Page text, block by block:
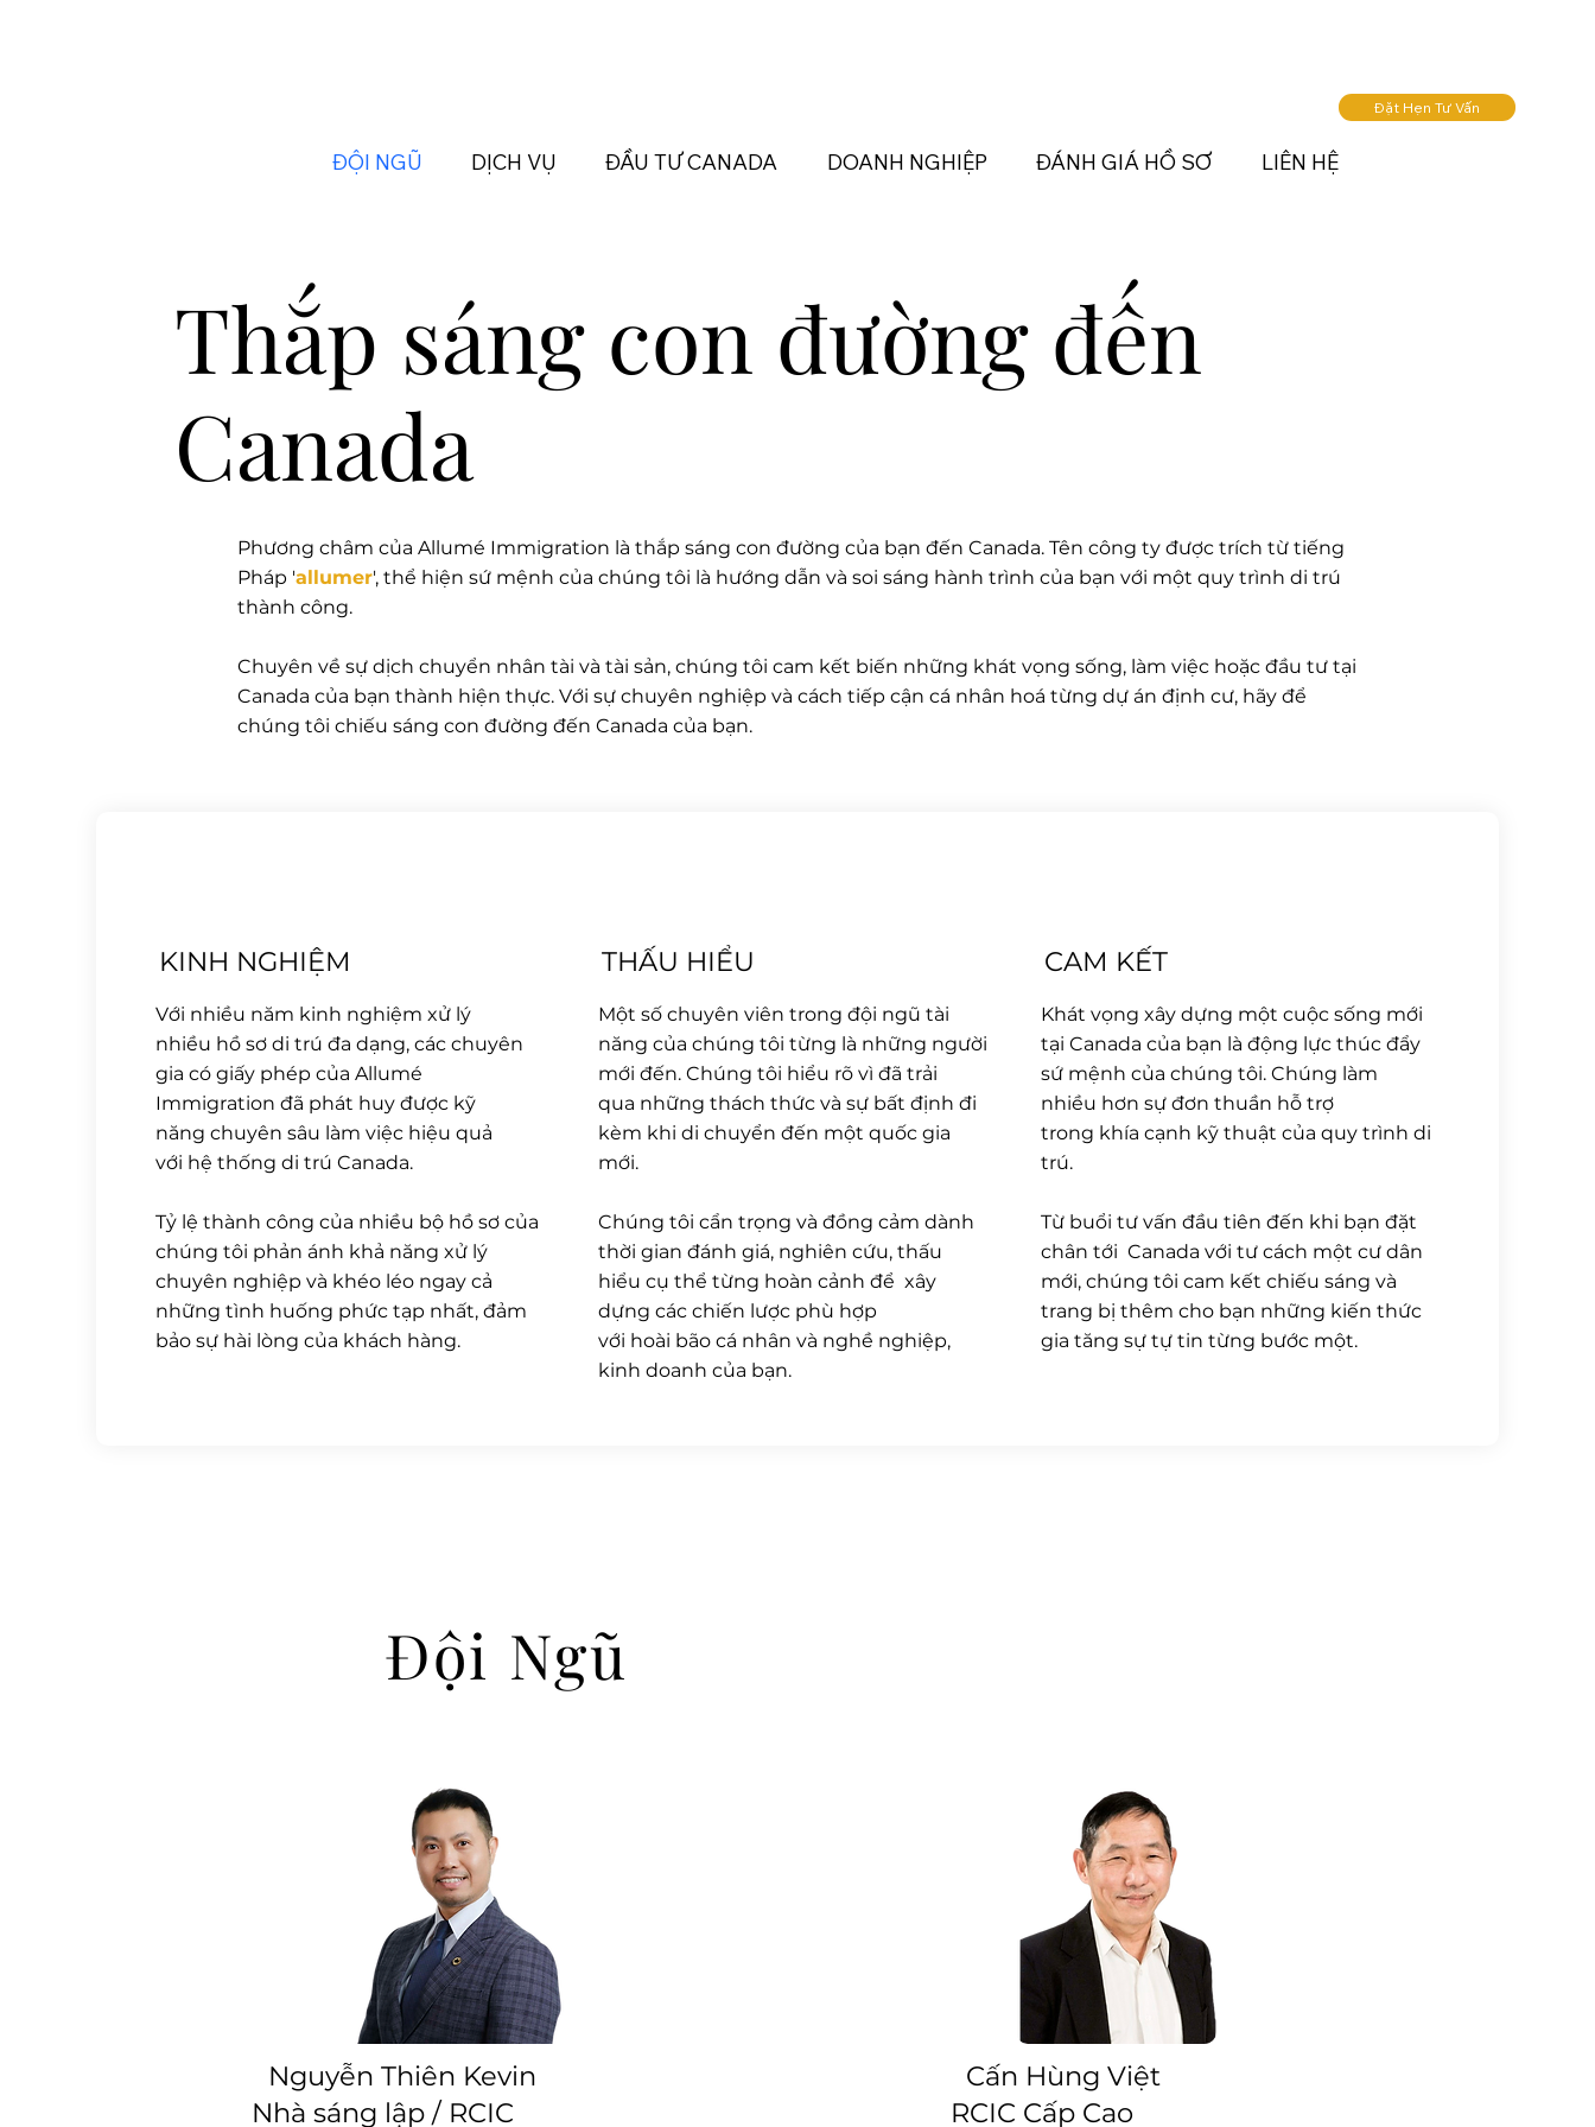
Đặt Hẹn Tư Vấn
ĐỘI NGŨ DỊCH VỤ ĐẦU TƯ CANADA DOANH NGHIỆP ĐÁNH GIÁ HỒ SƠ LIÊN HỆ
Thắp sáng con đường đến
Canada
Phương châm của Allumé Immigration là thắp sáng con đường của bạn đến Canada. Tên công ty được trích từ tiếng
Pháp 'allumer', thể hiện sứ mệnh của chúng tôi là hướng dẫn và soi sáng hành trình của bạn với một quy trình di trú
thành công.
Chuyên về sự dịch chuyển nhân tài và tài sản, chúng tôi cam kết biến những khát vọng sống, làm việc hoặc đầu tư tại
Canada của bạn thành hiện thực. Với sự chuyên nghiệp và cách tiếp cận cá nhân hoá từng dự án định cư, hãy để
chúng tôi chiếu sáng con đường đến Canada của bạn.
KINH NGHIỆM
Với nhiều năm kinh nghiệm xử lý
nhiều hồ sơ di trú đa dạng, các chuyên
gia có giấy phép của Allumé
Immigration đã phát huy được kỹ
năng chuyên sâu làm việc hiệu quả
với hệ thống di trú Canada.
Tỷ lệ thành công của nhiều bộ hồ sơ của
chúng tôi phản ánh khả năng xử lý
chuyên nghiệp và khéo léo ngay cả
những tình huống phức tạp nhất, đảm
bảo sự hài lòng của khách hàng.
THẤU HIỂU
Một số chuyên viên trong đội ngũ tài
năng của chúng tôi từng là những người
mới đến. Chúng tôi hiểu rõ vì đã trải
qua những thách thức và sự bất định đi
kèm khi di chuyển đến một quốc gia
mới.
Chúng tôi cẩn trọng và đồng cảm dành
thời gian đánh giá, nghiên cứu, thấu
hiểu cụ thể từng hoàn cảnh để xây
dựng các chiến lược phù hợp
với hoài bão cá nhân và nghề nghiệp,
kinh doanh của bạn.
CAM KẾT
Khát vọng xây dựng một cuộc sống mới
tại Canada của bạn là động lực thúc đẩy
sứ mệnh của chúng tôi. Chúng làm
nhiều hơn sự đơn thuần hỗ trợ
trong khía cạnh kỹ thuật của quy trình di
trú.
Từ buổi tư vấn đầu tiên đến khi bạn đặt
chân tới Canada với tư cách một cư dân
mới, chúng tôi cam kết chiếu sáng và
trang bị thêm cho bạn những kiến thức
gia tăng sự tự tin từng bước một.
Nguyễn Thiên Kevin
Nhà sáng lập / RCIC
Cấn Hùng Việt
RCIC Cấp Cao
​Đội Ngũ